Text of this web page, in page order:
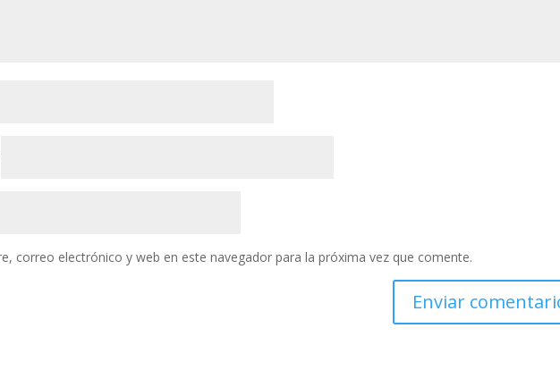
correo electrónico y web en este navegador para la próxima vez que comente.